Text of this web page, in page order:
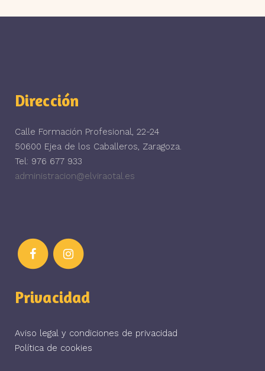
Dirección
Calle Formación Profesional, 22-24
50600 Ejea de los Caballeros, Zaragoza.
Tel: 976 677 933
administracion@elviraotal.es
Privacidad
Aviso legal y condiciones de privacidad
Política de cookies